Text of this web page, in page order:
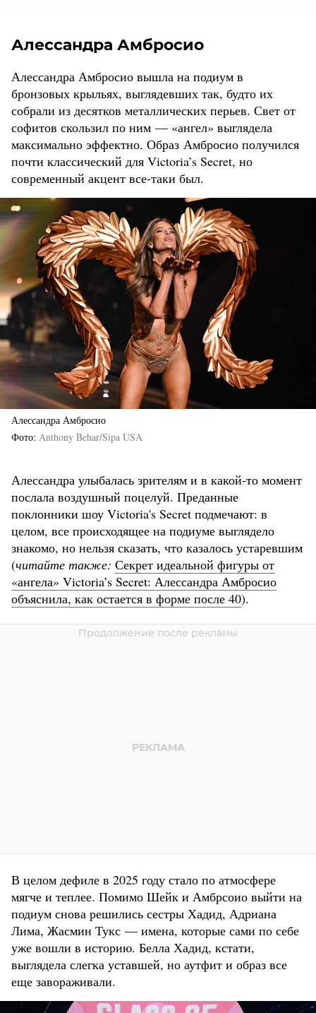
Алессандра Амбросио
Алессандра Амбросио вышла на подиум в
бронзовых крыльях, выглядевших так, будто их
собрали из десятков металлических перьев. Свет от
софитов скользил по ним — «ангел» выглядела
максимально эффектно. Образ Амбросио получился
почти классический для Victoria’s Secret, но
современный акцент все-таки был.
Алессандра Амбросио
Фото Anthony Behar/Sipa USA
Алессандра улыбалась зрителям и в какой-то момент
послала воздушный поцелуй. Преданные
поклонники шоу Victoria's Secret подмечают: в
целом, все происходящее на подиуме выглядело
знакомо, но нельзя сказать, что казалось устаревшим
(читайте также: Секрет идеальной фигуры от
«ангела» Victoria’s Secret: Алессандра Амбросио
объяснила, как остается в форме после 40).
В целом дефиле в 2025 году стало по атмосфере
мягче и теплее. Помимо Шейк и Амбрсоио выйти на
подиум снова решились сестры Хадид, Адриана
Лима, Жасмин Тукс — имена, которые сами по себе
уже вошли в историю. Белла Хадид, кстати,
выглядела слегка уставшей, но аутфит и образ все
еще завораживали.